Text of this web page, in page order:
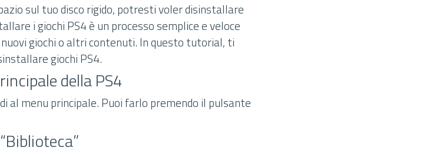
sul tuo disco rigido, potresti voler disinstallare
i giochi PS4 è un processo semplice e veloce
giochi o altri contenuti. In questo tutorial, ti
giochi PS4.
della PS4
al menu principale. Puoi farlo premendo il pulsante